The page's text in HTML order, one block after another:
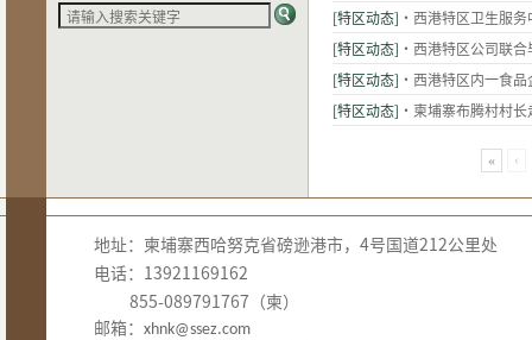
·西哈努克省省长郭宗仁赞扬西港...
[特区动态] ·西港特区卫生服
[特区动态] ·西港特区公司联
[特区动态] ·西港特区内一食品
[特区动态] ·柬埔寨布腾村村长
« ‹
地址：柬埔寨西哈努克省磅逊港市，4号国道212公里处
电话：13921169162
855-089791767（柬）
邮箱： xhnk@ssez.com